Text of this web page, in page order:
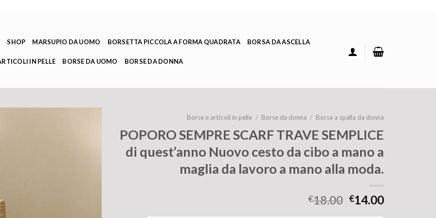
SHOP MARSUPIO DA UOMO BORSETTA PICCOLA A FORMA QUADRATA BORSA DA ASCELLA
IN PELLE BORSE DA UOMO BORSE DA DONNA
Borse e articoli in pelle / Borse da donna / Borsa a spalla da donna
POPORO SEMPRE SCARF TRAVE SEMPLICE
di quest’anno Nuovo cesto da cibo a mano a
maglia da lavoro a mano alla moda.
€18.00 €14.00